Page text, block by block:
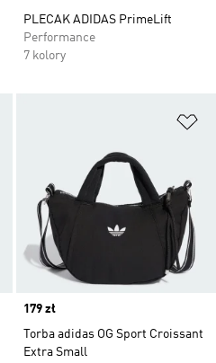
PLECAK ADIDAS PrimeLift
Performance
7 kolory
Price
179 zł
Torba adidas OG Sport Croissant
Extra Small